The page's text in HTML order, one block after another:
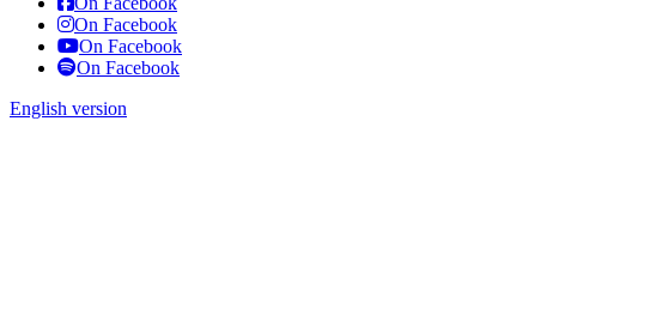
On Facebook
On Facebook
On Facebook
English version